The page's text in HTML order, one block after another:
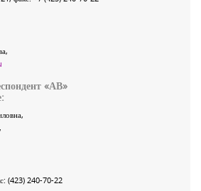
«АВ»
(423) 240-70-22